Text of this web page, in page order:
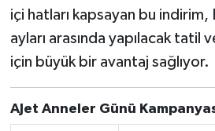
içi hatları kapsayan bu indirim,
ayları arasında yapılacak tatil
için büyük bir avantaj sağlıyor.
AJet Anneler Günü